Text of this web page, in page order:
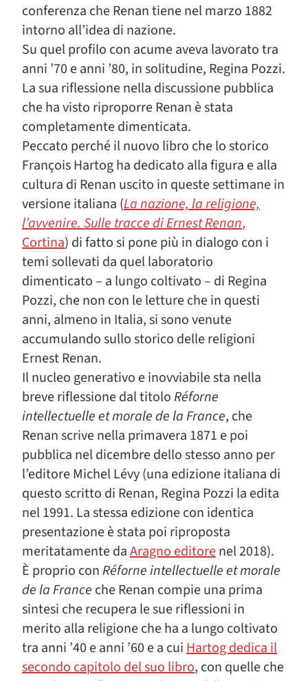
conferenza che Renan tiene nel marzo 1882
intorno all’idea di nazione.
Su quel profilo con acume aveva lavorato tra
anni ’70 e anni ’80, in solitudine, Regina Pozzi.
La sua riflessione nella discussione pubblica
che ha visto riproporre Renan è stata
completamente dimenticata.
Peccato perché il nuovo libro che lo storico
François Hartog ha dedicato alla figura e alla
cultura di Renan uscito in queste settimane in
versione italiana (La nazione, la religione,
l’avvenire. Sulle tracce di Ernest Renan,
Cortina) di fatto si pone più in dialogo con i
temi sollevati da quel laboratorio
dimenticato – a lungo coltivato – di Regina
Pozzi, che non con le letture che in questi
anni, almeno in Italia, si sono venute
accumulando sullo storico delle religioni
Ernest Renan.
Il nucleo generativo e inovviabile sta nella
breve riflessione dal titoloRéforne
intellectuelle et morale de la France, che
Renan scrive nella primavera 1871 e poi
pubblica nel dicembre dello stesso anno per
l’editore Michel Lévy (una edizione italiana di
questo scritto di Renan, Regina Pozzi la edita
nel 1991. La stessa edizione con identica
presentazione è stata poi riproposta
meritatamente daAragno editorenel 2018).
È proprio conRéforne intellectuelle et morale
de la France che Renan compie una prima
sintesi che recupera le sue riflessioni in
merito alla religione che ha a lungo coltivato
tra anni ’40 e anni ’60 e a cuiHartog dedica il
secondo capitolo del suo libro, con quelle che